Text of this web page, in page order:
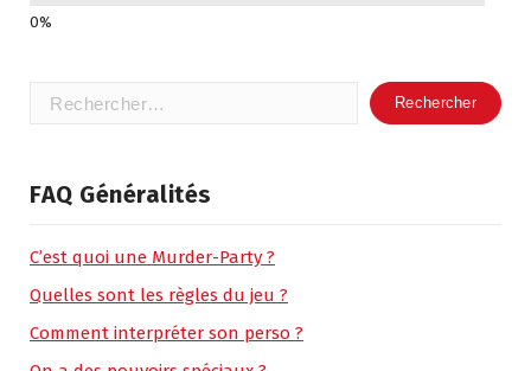
Rechercher :
FAQ Généralités
C’est quoi une Murder-Party ?
Quelles sont les règles du jeu ?
Comment interpréter son perso ?